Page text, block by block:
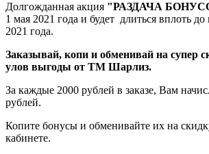
Долгожданная акция "РАЗДАЧА
1 мая 2021 года и будет длиться вплоть до
2021 года.
Заказывай, копи и обменивай на супер
улов выгоды от ТМ Шарлиз.
За каждые 2000 рублей в заказе, Вам
рублей.
Копите бонусы и обменивайте их на
кабинете.